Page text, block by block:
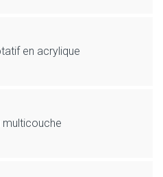
en acrylique
multicouche